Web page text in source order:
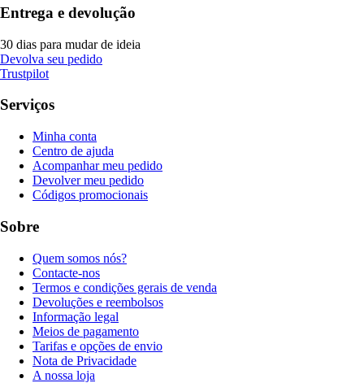
Entrega e devolução
30 dias para mudar de ideia
Devolva seu pedido
Trustpilot
Serviços
Minha conta
Centro de ajuda
Acompanhar meu pedido
Devolver meu pedido
Códigos promocionais
Sobre
Quem somos nós?
Contacte-nos
Termos e condições gerais de venda
Devoluções e reembolsos
Informação legal
Meios de pagamento
Tarifas e opções de envio
Nota de Privacidade
A nossa loja